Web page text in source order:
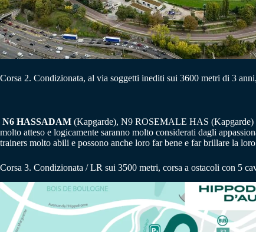
Corsa 2. Condizionata, al via soggetti inediti sui 3600 metri di 3
N6 HASSADAM (Kapgarde), N9 ROSEMALE HAS
molto atteso e logicamente saranno molto considerati dagli
trainers molto abili e possono anche loro far bene e far brillare la loro
Corsa 3. Condizionata / LR sui 3500 metri, corsa a ostacoli con 5